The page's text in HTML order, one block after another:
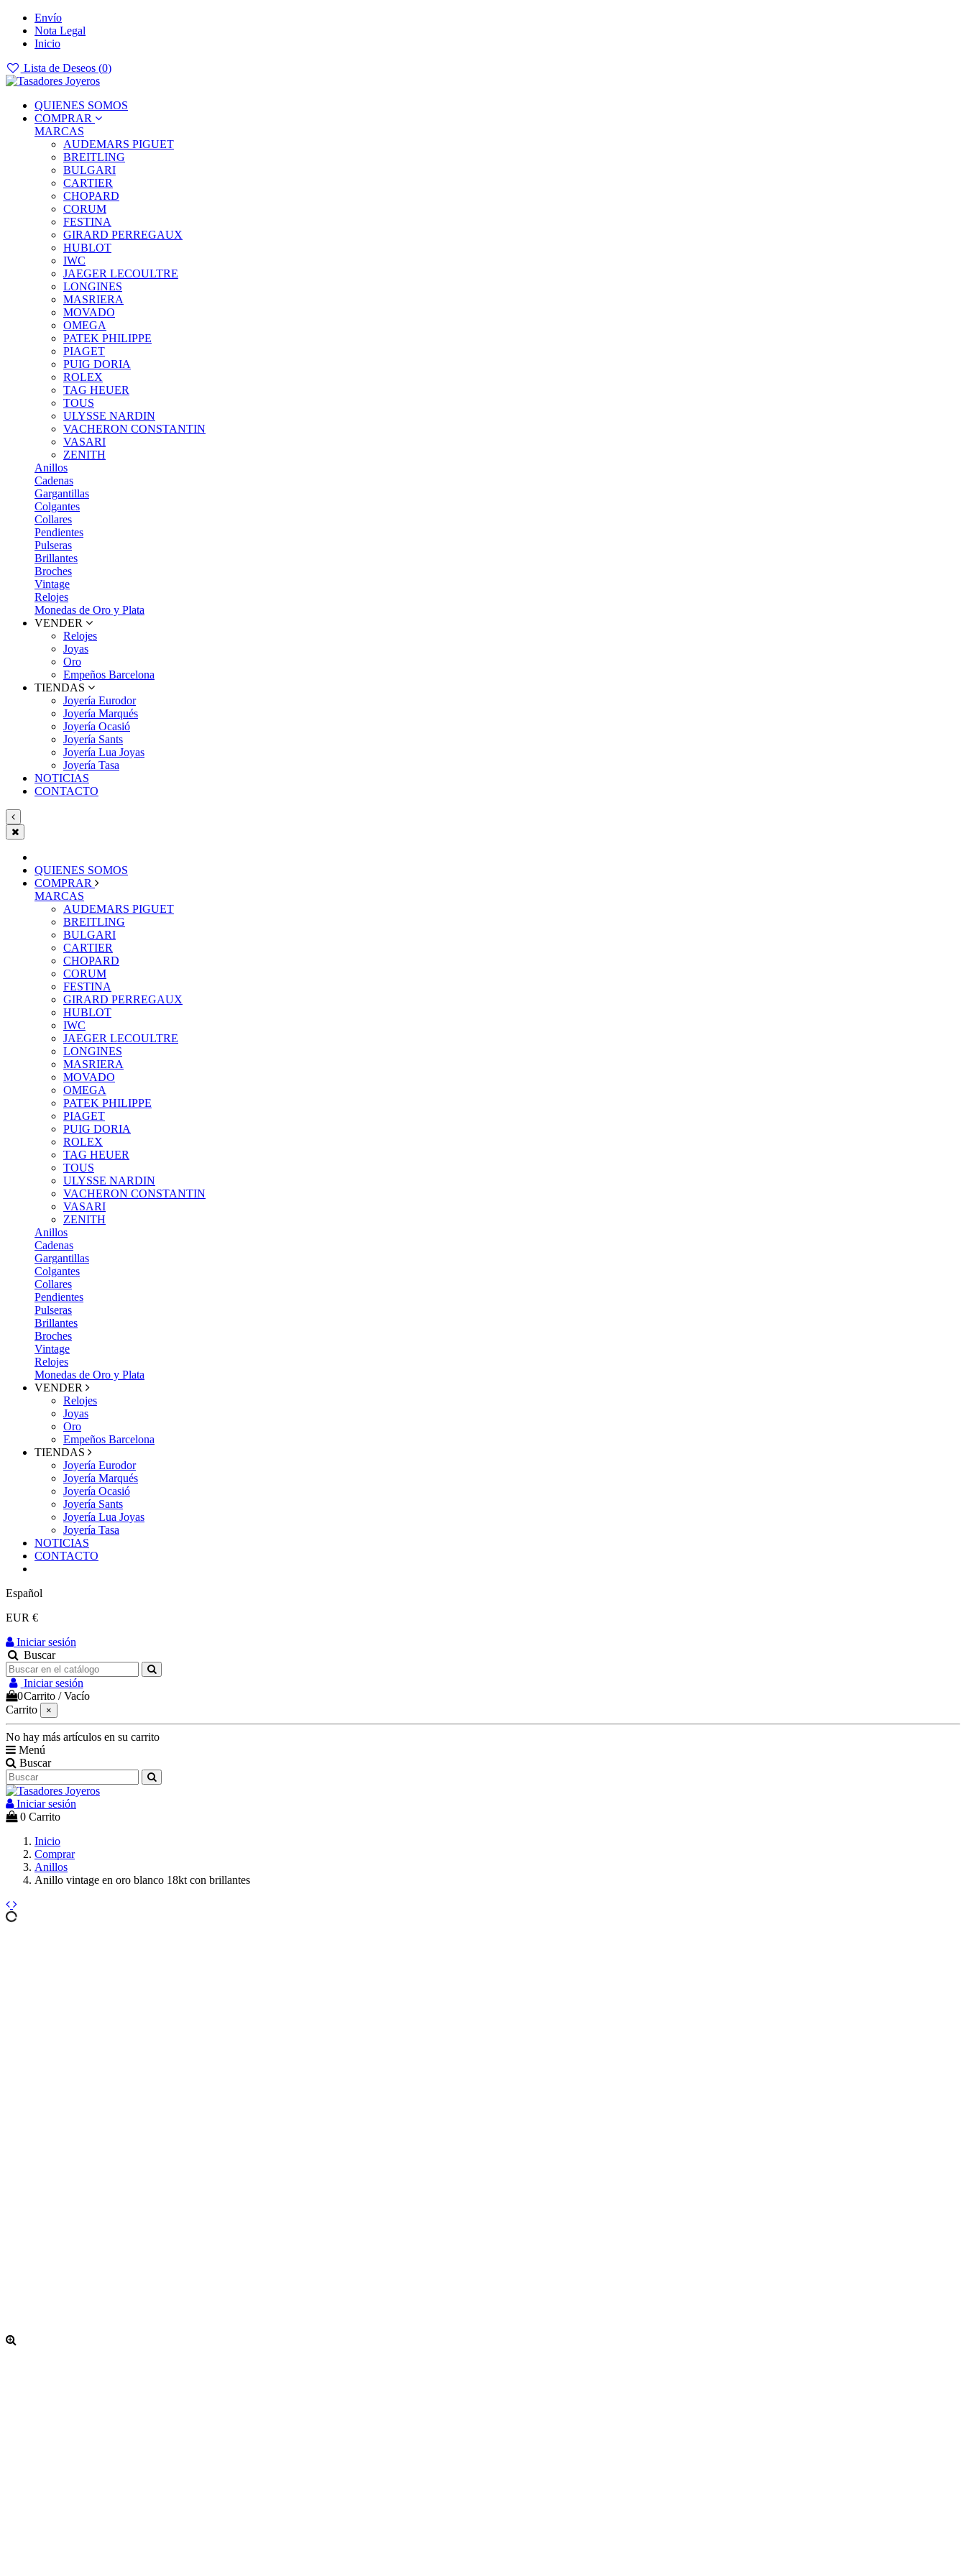
Envío
Nota Legal
Inicio
Lista de Deseos (0)
QUIENES SOMOS
COMPRAR
MARCAS
AUDEMARS PIGUET
BREITLING
BULGARI
CARTIER
CHOPARD
CORUM
FESTINA
GIRARD PERREGAUX
HUBLOT
IWC
JAEGER LECOULTRE
LONGINES
MASRIERA
MOVADO
OMEGA
PATEK PHILIPPE
PIAGET
PUIG DORIA
ROLEX
TAG HEUER
TOUS
ULYSSE NARDIN
VACHERON CONSTANTIN
VASARI
ZENITH
Anillos
Cadenas
Gargantillas
Colgantes
Collares
Pendientes
Pulseras
Brillantes
Broches
Vintage
Relojes
Monedas de Oro y Plata
VENDER
Relojes
Joyas
Oro
Empeños Barcelona
TIENDAS
Joyería Eurodor
Joyería Marqués
Joyería Ocasió
Joyería Sants
Joyería Lua Joyas
Joyería Tasa
NOTICIAS
CONTACTO
QUIENES SOMOS
COMPRAR
MARCAS
AUDEMARS PIGUET
BREITLING
BULGARI
CARTIER
CHOPARD
CORUM
FESTINA
GIRARD PERREGAUX
HUBLOT
IWC
JAEGER LECOULTRE
LONGINES
MASRIERA
MOVADO
OMEGA
PATEK PHILIPPE
PIAGET
PUIG DORIA
ROLEX
TAG HEUER
TOUS
ULYSSE NARDIN
VACHERON CONSTANTIN
VASARI
ZENITH
Anillos
Cadenas
Gargantillas
Colgantes
Collares
Pendientes
Pulseras
Brillantes
Broches
Vintage
Relojes
Monedas de Oro y Plata
VENDER
Relojes
Joyas
Oro
Empeños Barcelona
TIENDAS
Joyería Eurodor
Joyería Marqués
Joyería Ocasió
Joyería Sants
Joyería Lua Joyas
Joyería Tasa
NOTICIAS
CONTACTO
Español
EUR €
Iniciar sesión
Buscar
Iniciar sesión
0Carrito /Vacío
Carrito
×
No hay más artículos en su carrito
Menú
Buscar
Iniciar sesión
0 Carrito
Inicio
Comprar
Anillos
Anillo vintage en oro blanco 18kt con brillantes